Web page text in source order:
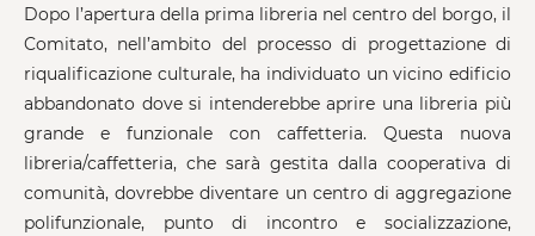
Dopo l’apertura della prima libreria nel centro del borgo, il
Comitato, nell’ambito del processo di progettazione di
riqualificazione culturale, ha individuato un vicino edificio
abbandonato dove si intenderebbe aprire una libreria più
grande e funzionale con caffetteria. Questa nuova
libreria/caffetteria, che sarà gestita dalla cooperativa di
comunità, dovrebbe diventare un centro di aggregazione
polifunzionale, punto di incontro e socializzazione,